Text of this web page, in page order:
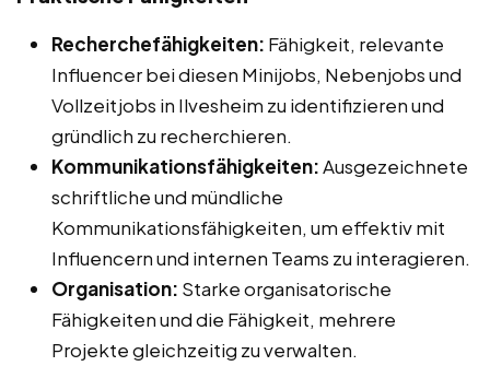
Recherchefähigkeiten: Fähigkeit, relevante
Influencer bei diesen Minijobs, Nebenjobs und
Vollzeitjobs in Ilvesheim zu identifizieren und
gründlich zu recherchieren.
Kommunikationsfähigkeiten:Ausgezeichnete
schriftliche und mündliche
Kommunikationsfähigkeiten, um effektiv mit
Influencern und internen Teams zu interagieren.
Organisation: Starke organisatorische
Fähigkeiten und die Fähigkeit, mehrere
Projekte gleichzeitig zu verwalten.